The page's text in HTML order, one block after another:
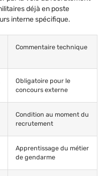
déjà en poste
interne spécifique.
Commentaire technique
Obligatoire pour le
concours externe
Condition au moment du
recrutement
Apprentissage du métier
de gendarme